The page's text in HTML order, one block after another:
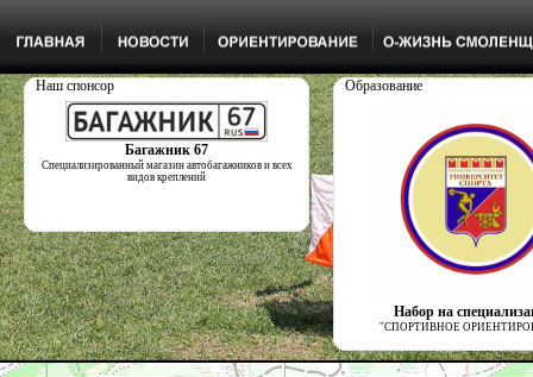
Наш спонсор
Багажник 67
Специализированный магазин автобагажников и всех
видов креплений
Образование
Набор на
"СПОРТИВНОЕ